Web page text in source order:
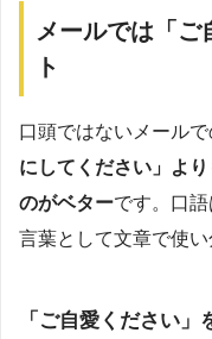
メールでは「ご
ト
口頭ではないメールで
にしてください」よ
のがベターです。口
言葉として文章で使い
「ご自愛ください」